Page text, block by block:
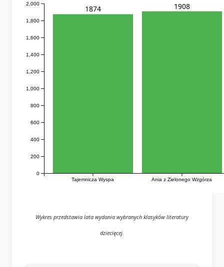
Tajemnicza Wyspa Ania z Zielonego Wzgórza
0
200
400
600
800
1,000
1,200
1,400
1,600
1,800
2,000
1874 1908
Wykres przedstawia lata wydania wybranych klasyków literatury
dziecięcej.